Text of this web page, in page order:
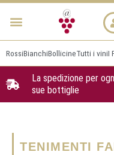
Vai
Menu
RossiBianchiBollicineTutti i viniI
La spedizione per
sue bottiglie
TENIMENTI